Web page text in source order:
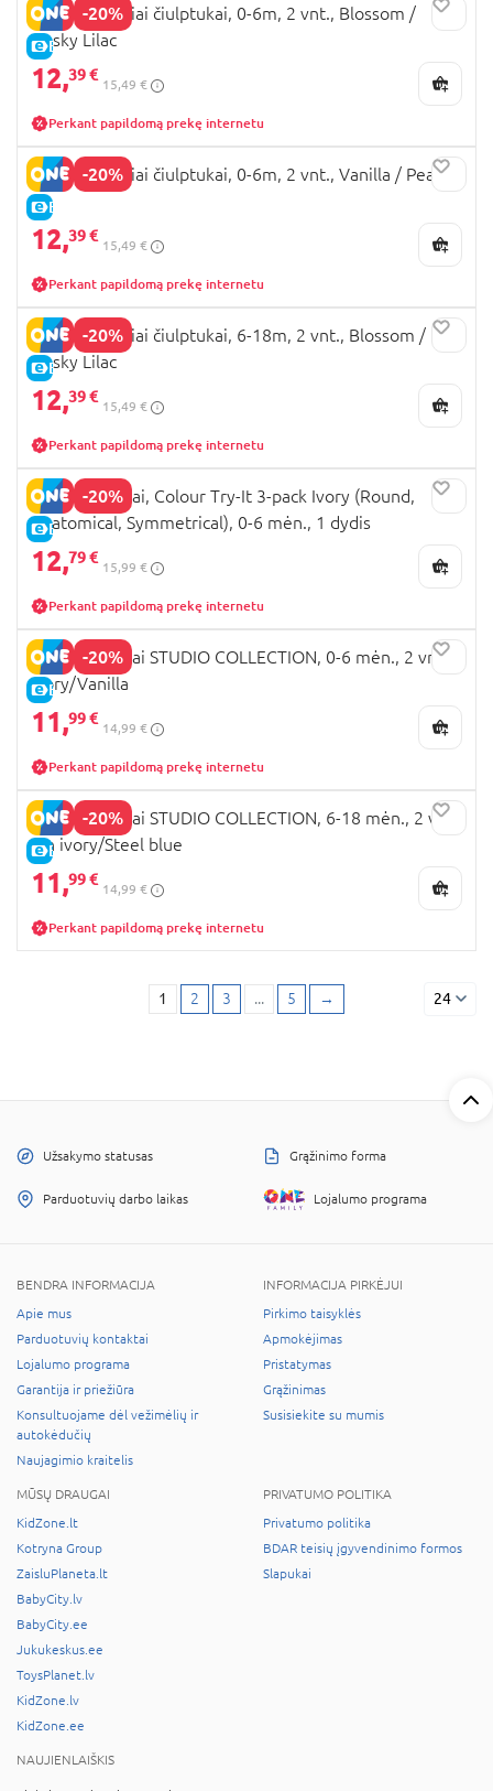
-20%
E-KAINA
BIBS lateksiniai čiulptukai, 0-6m, 2 vnt., Blossom /
Dusky Lilac
12,39 €
15,49 €
Perkant papildomą prekę internetu
-20%
E-KAINA
BIBS lateksiniai čiulptukai, 0-6m, 2 vnt., Vanilla / Peach
12,39 €
15,49 €
Perkant papildomą prekę internetu
-20%
E-KAINA
BIBS lateksiniai čiulptukai, 6-18m, 2 vnt., Blossom /
Dusky Lilac
12,39 €
15,49 €
Perkant papildomą prekę internetu
-20%
E-KAINA
BIBS čiulptukai, Colour Try-It 3-pack Ivory (Round,
Anatomical, Symmetrical), 0-6 mėn., 1 dydis
12,79 €
15,99 €
Perkant papildomą prekę internetu
-20%
E-KAINA
BIBS čiulptukai STUDIO COLLECTION, 0-6 mėn., 2 vnt.,
Ivory/Vanilla
11,99 €
14,99 €
Perkant papildomą prekę internetu
-20%
E-KAINA
BIBS čiulptukai STUDIO COLLECTION, 6-18 mėn., 2 vnt.,
Pin ivory/Steel blue
11,99 €
14,99 €
Perkant papildomą prekę internetu
1 2 3 ... 5 → 24
Užsakymo statusas Grąžinimo forma
Parduotuvių darbo laikas Lojalumo programa
BENDRA INFORMACIJA
Apie mus
Parduotuvių kontaktai
Lojalumo programa
Garantija ir priežiūra
Konsultuojame dėl vežimėlių ir
autokėdučių
Naujagimio kraitelis
INFORMACIJA PIRKĖJUI
Pirkimo taisyklės
Apmokėjimas
Pristatymas
Grąžinimas
Susisiekite su mumis
MŪSŲ DRAUGAI
KidZone.lt
Kotryna Group
ZaisluPlaneta.lt
BabyCity.lv
BabyCity.ee
Jukukeskus.ee
ToysPlanet.lv
KidZone.lv
KidZone.ee
PRIVATUMO POLITIKA
Privatumo politika
BDAR teisių įgyvendinimo formos
Slapukai
NAUJIENLAIŠKIS